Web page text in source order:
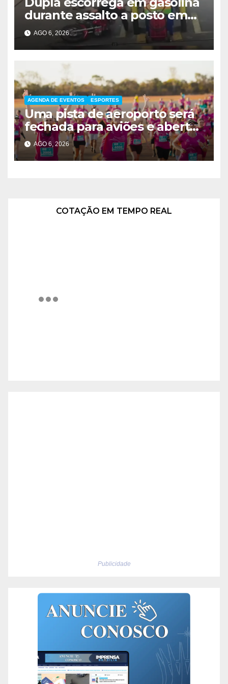
durante assalto a posto em
Ceilândia
AGO 6, 2026
AGENDA DE EVENTOS ESPORTES
Uma pista de aeroporto será
fechada para aviões e aberta
a corredores neste sábado
em Brasília
AGO 6, 2026
COTAÇÃO EM TEMPO REAL
Publicidade